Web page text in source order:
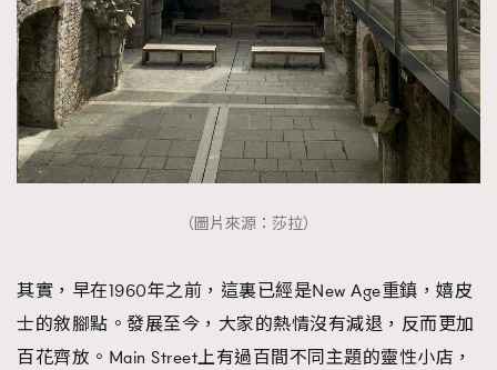
（圖片來源：莎拉）
其實，早在1960年之前，這裏已經是New Age重鎮，嬉皮
士的敘腳點。發展至今，大家的熱情沒有減退，反而更加
百花齊放。Main Street上有過百間不同主題的靈性小店，